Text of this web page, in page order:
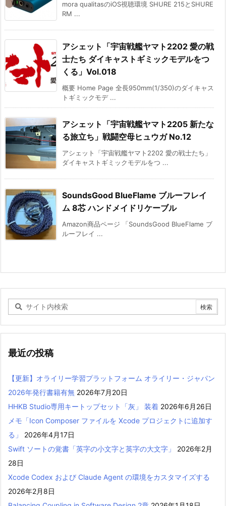
mora qualitasのiOS視聴環境 SHURE 215とSHURE
RM ...
アシェット「宇宙戦艦ヤマト2202 愛の戦
士たち ダイキャストギミックモデルをつ
くる」Vol.018
概要 Home Page 全長950mm(1/350)のダイキャス
トギミックモデ ...
アシェット「宇宙戦艦ヤマト2205 新たな
る旅立ち」戦闘空母ヒュウガ No.12
アシェット「宇宙戦艦ヤマト2202 愛の戦士たち」
ダイキャストギミックモデルをつ ...
SoundsGood BlueFlame ブルーフレイ
ム 8芯 ハンドメイドリケーブル
Amazon商品ページ 「SoundsGood BlueFlame ブ
ルーフレイ ...
最近の投稿
【更新】オライリー学習プラットフォーム オライリー・ジャパン
2026年発行書籍有無 2026年7月20日
HHKB Studio専用キートップセット「灰」 装着 2026年6月26日
メモ「Icon Composer ファイルを Xcode プロジェクトに追加す
る」
2026年4月17日
Swift ソートの覚書「英字の小文字と英字の大文字」
2026年2月
28日
Xcode Codex および Claude Agent の環境をカスタマイズする
2026年2月8日